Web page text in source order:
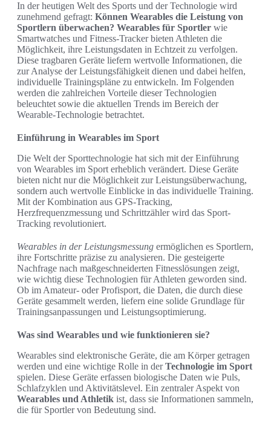
In der heutigen Welt des Sports und der Technologie wird
zunehmend gefragt: Können Wearables die Leistung von
Sportlern überwachen? Wearables für Sportler wie
Smartwatches und Fitness-Tracker bieten Athleten die
Möglichkeit, ihre Leistungsdaten in Echtzeit zu verfolgen.
Diese tragbaren Geräte liefern wertvolle Informationen, die
zur Analyse der Leistungsfähigkeit dienen und dabei helfen,
individuelle Trainingspläne zu entwickeln. Im Folgenden
werden die zahlreichen Vorteile dieser Technologien
beleuchtet sowie die aktuellen Trends im Bereich der
Wearable-Technologie betrachtet.
Einführung in Wearables im Sport
Die Welt der Sporttechnologie hat sich mit der Einführung
von Wearables im Sport erheblich verändert. Diese Geräte
bieten nicht nur die Möglichkeit zur Leistungsüberwachung,
sondern auch wertvolle Einblicke in das individuelle Training.
Mit der Kombination aus GPS-Tracking,
Herzfrequenzmessung und Schrittzähler wird das Sport-
Tracking revolutioniert.
Wearables in der Leistungsmessung ermöglichen es Sportlern,
ihre Fortschritte präzise zu analysieren. Die gesteigerte
Nachfrage nach maßgeschneiderten Fitnesslösungen zeigt,
wie wichtig diese Technologien für Athleten geworden sind.
Ob im Amateur- oder Profisport, die Daten, die durch diese
Geräte gesammelt werden, liefern eine solide Grundlage für
Trainingsanpassungen und Leistungsoptimierung.
Was sind Wearables und wie funktionieren sie?
Wearables sind elektronische Geräte, die am Körper getragen
werden und eine wichtige Rolle in derTechnologie im Sport
spielen. Diese Geräte erfassen biologische Daten wie Puls,
Schlafzyklen und Aktivitätslevel. Ein zentraler Aspekt von
Wearables und Athletik ist, dass sie Informationen sammeln,
die für Sportler von Bedeutung sind.